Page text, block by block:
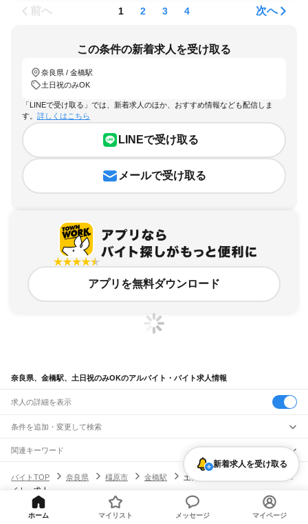
前へ 1 2 3 4 次へ
この条件の新着求人を受け取る
奈良県 / 金橋駅
土日祝のみOK
「LINEで受け取る」では、新着求人のほか、おすすめ情報なども配信しま
す。 詳しくはこちら
LINEで受け取る
メールで受け取る
アプリを無料ダウンロード
奈良県、金橋駅、土日祝のみOKのアルバイト・バイト求人情報
求人の詳細を表示
条件を追加・変更して検索
市区町村を追加・変更
奈良県すべて
奈良市
葛城市
生駒郡 高市郡 北葛城郡
駅を追加・変更
大和路線
平城山駅
大和小泉駅 三郷駅
職種を追加・変更
飲食・フードサービス
特徴を追加・変更
関連キーワード
現在地周辺 ガチャガチャ犬カフェ
バイトTOP
奈良県 橿原市 金橋駅
土日祝のみOKのアルバイト・バ
イト・求人
新着求人を受け取る
ホーム マイリスト メッセージ マイページ